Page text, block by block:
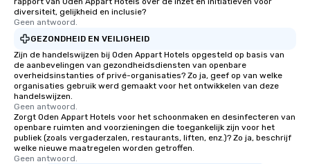
diversiteit, gelijkheid en inclusie?
Geen antwoord.
GEZONDHEID EN VEILIGHEID
Zijn de handelswijzen bij Oden Appart Hotels opgesteld op basis van
de aanbevelingen van gezondheidsdiensten van openbare
overheidsinstanties of privé-organisaties? Zo ja, geef op van welke
organisaties gebruik werd gemaakt voor het ontwikkelen van deze
handelswijzen.
Geen antwoord.
Zorgt Oden Appart Hotels voor het schoonmaken en desinfecteren van
openbare ruimten and voorzieningen die toegankelijk zijn voor het
publiek (zoals vergaderzalen, restaurants, liften, enz.)? Zo ja, beschrijf
welke nieuwe maatregelen worden getroffen.
Geen antwoord.